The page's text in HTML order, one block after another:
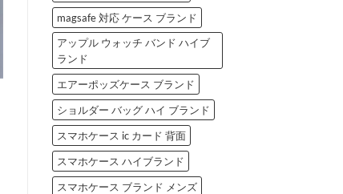
magsafe 対応 ケース ブランド
アップル ウォッチ バンド ハイブ
ランド
エアーポッズケース ブランド
ショルダー バッグ ハイ ブランド
スマホケース ic カード 背面
スマホケース ハイブランド
スマホケース ブランド メンズ